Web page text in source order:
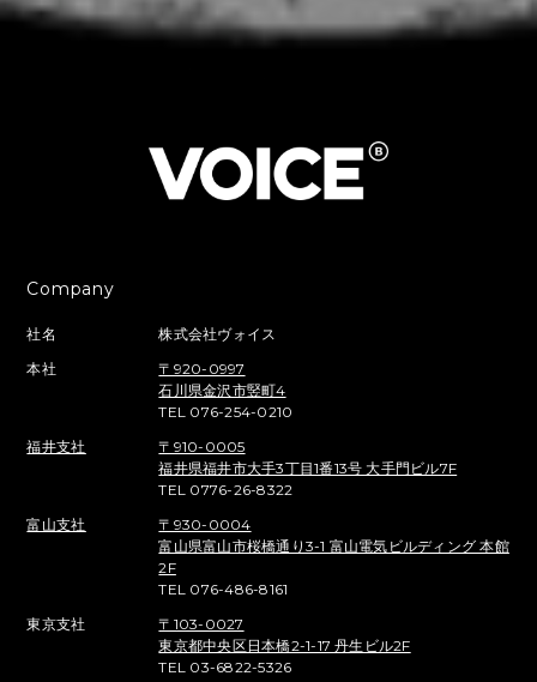
Company
社名
株式会社ヴォイス
本社
〒920-0997
石川県金沢市竪町4
TEL 076-254-0210
福井支社
〒910-0005
福井県福井市大手3丁目1番13号 大手門ビル7F
TEL 0776-26-8322
富山支社
〒930-0004
富山県富山市桜橋通り3-1 富山電気ビルディング 本館
2F
TEL 076-486-8161
東京支社
〒103-0027
東京都中央区日本橋2-1-17 丹生ビル2F
TEL 03-6822-5326